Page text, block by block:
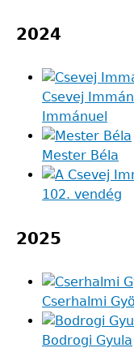
2024
Csevej
Immánuel
Mester Béla
102. vendég
2025
Cserhalmi
Bodrogi Gyula